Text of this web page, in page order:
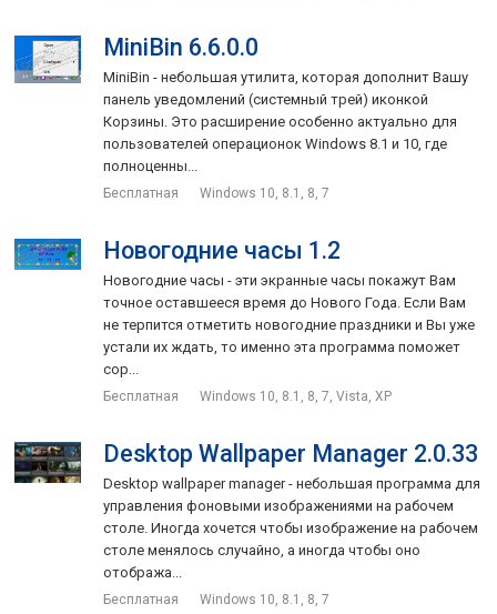
MiniBin 6.6.0.0
MiniBin - небольшая утилита, которая дополнит Вашу
панель уведомлений (системный трей) иконкой
Корзины. Это расширение особенно актуально для
пользователей операционок Windows 8.1 и 10, где
полноценны...
Бесплатная Windows 10, 8.1, 8, 7
Новогодние часы 1.2
Новогодние часы - эти экранные часы покажут Вам
точное оставшееся время до Нового Года. Если Вам
не терпится отметить новогодние праздники и Вы уже
устали их ждать, то именно эта программа поможет
сор...
Бесплатная Windows 10, 8.1, 8, 7, Vista, XP
Desktop Wallpaper Manager 2.0.33
Desktop wallpaper manager - небольшая программа для
управления фоновыми изображениями на рабочем
столе. Иногда хочется чтобы изображение на рабочем
столе менялось случайно, а иногда чтобы оно
отобража...
Бесплатная Windows 10, 8.1, 8, 7